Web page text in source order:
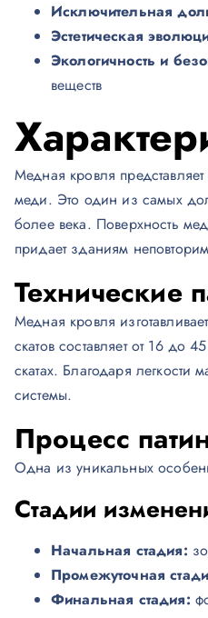
Исключительная
Эстетическая
Экологичность и
веществ
Медная кровля
меди. Это один из самых
более века. Поверхность
придает зданиям
Технические
Медная кровля
скатов составляет от 16 до
скатах. Благодаря легкости
системы.
Процесс
Одна из уникальных
Стадии
Начальная стадия:
Промежуточная
Финальная стадия: